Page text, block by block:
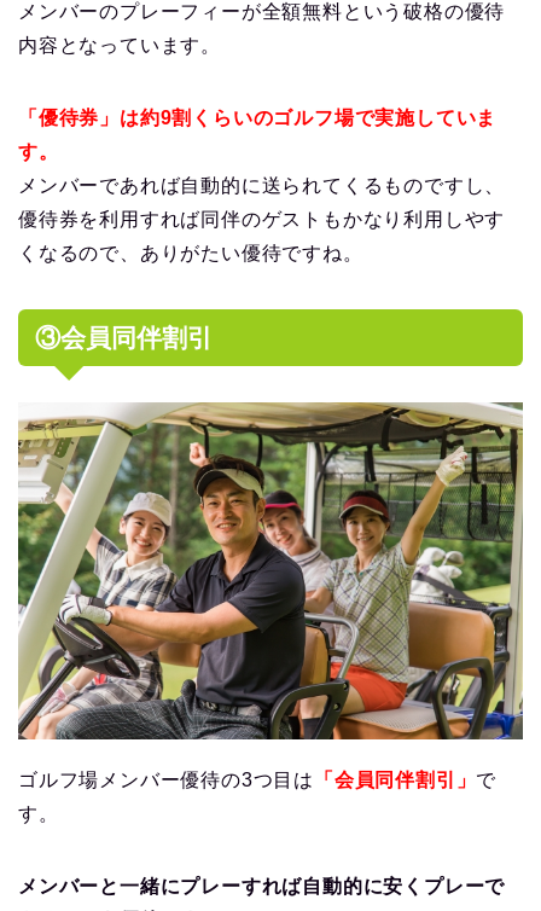
メンバーのプレーフィーが全額無料という破格の優待
内容となっています。
「優待券」は約9割くらいのゴルフ場で実施していま
す。
メンバーであれば自動的に送られてくるものですし、
優待券を利用すれば同伴のゲストもかなり利用しやす
くなるので、ありがたい優待ですね。
③会員同伴割引
ゴルフ場メンバー優待の3つ目は 「会員同伴割引」 で
す。
メンバーと一緒にプレーすれば自動的に安くプレーで